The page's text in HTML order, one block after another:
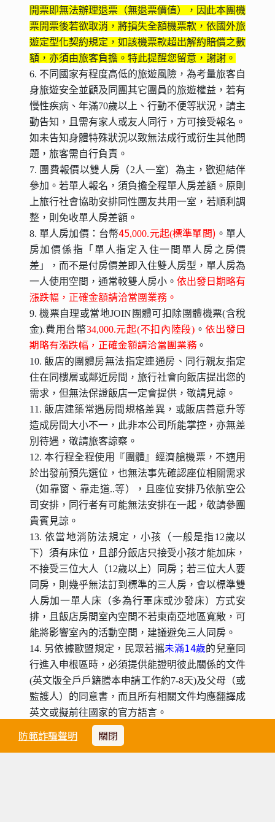
防範詐騙聲明 關閉
開票即無法辦理退票（無退票價值），因此本團機
票開票後若欲取消，將損失全額機票款，依國外旅
遊定型化契約規定，如該機票款超出解約賠償之數
額，亦須由旅客負擔。特此提醒您留意，謝謝。
6. 不同國家有程度高低的旅遊風險，為考量旅客自
身旅遊安全並顧及同團其它團員的旅遊權益，若有
慢性疾病、年滿70歲以上、行動不便等狀況，請主
動告知，且需有家人或友人同行，方可接受報名。
如未告知身體特殊狀況以致無法成行或衍生其他問
題，旅客需自行負責。
7. 團費報價以雙人房（2人一室）為主，歡迎結伴
參加。若單人報名，須負擔全程單人房差額。原則
上旅行社會協助安排同性團友共用一室，若順利調
整，則免收單人房差額。
8. 單人房加價：台幣45,000.元起(標準單間) 。單人
房加價係指「單人指定入住一間單人房之房價
差」，而不是付房價差即入住雙人房型，單人房為
一人使用空間，通常較雙人房小。依出發日期略有
漲跌幅，正確金額請洽當團業務。
9. 機票自理或當地JOIN團體可扣除團體機票(含稅
金).費用台幣34,000.元起(不扣內陸段)。 依出發日
期略有漲跌幅，正確金額請洽當團業務。
10. 飯店的團體房無法指定連通房、同行親友指定
住在同樓層或鄰近房間，旅行社會向飯店提出您的
需求，但無法保證飯店一定會提供，敬請見諒。
11. 飯店建築常遇房間規格差異，或飯店善意升等
造成房間大小不一，此非本公司所能掌控，亦無差
別待遇，敬請旅客諒察。
12. 本行程全程使用『團體』經濟艙機票，不適用
於出發前預先選位，也無法事先確認座位相關需求
（如靠窗、靠走道..等），且座位安排乃依航空公
司安排，同行者有可能無法安排在一起，敬請參團
貴賓見諒。
13. 依當地消防法規定，小孩（一般是指12歲以
下）須有床位，且部分飯店只接受小孩才能加床，
不接受三位大人（12歲以上）同房；若三位大人要
同房，則幾乎無法訂到標準的三人房，會以標準雙
人房加一單人床（多為行軍床或沙發床）方式安
排，且飯店房間室內空間不若東南亞地區寬敞，可
能將影響室內的活動空間，建議避免三人同房。
14. 另依據歐盟規定，民眾若攜未滿14歲的兒童同
行進入申根區時，必須提供能證明彼此關係的文件
(英文版全戶戶籍謄本申請工作約7-8天)及父母（或
監護人）的同意書，而且所有相關文件均應翻譯成
英文或擬前往國家的官方語言。
15. 上、下遊覽車或遊覽觀光區時，慎防搶劫或扒
手，錢財或護照等貴重物品務必慎重保管。離開飯